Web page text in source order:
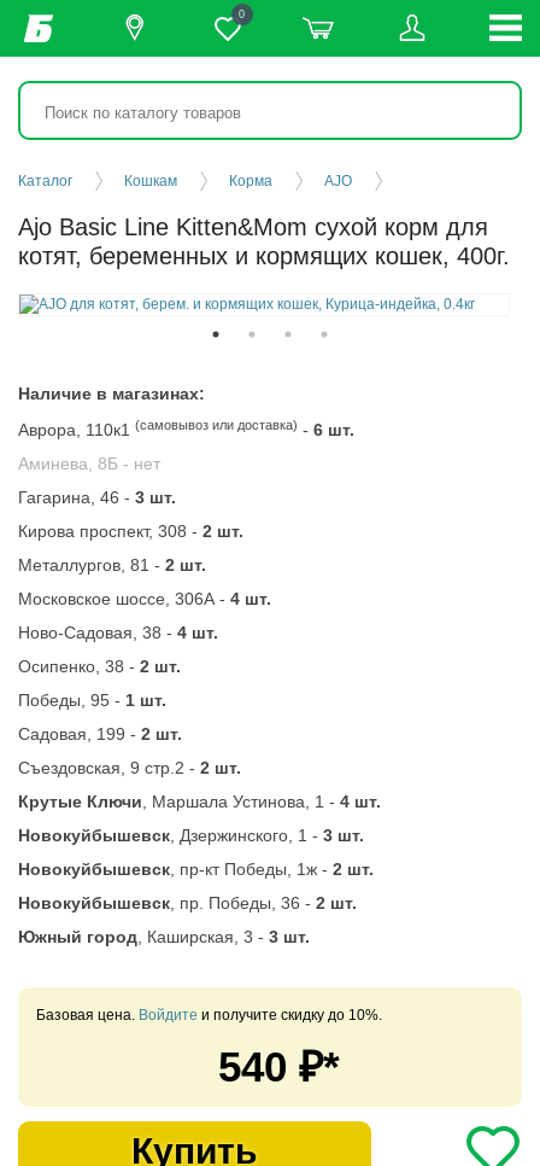
0
Каталог Кошкам Корма AJO
Ajo Basic Line Kitten&Mom сухой корм для
котят, беременных и кормящих кошек, 400г.
Наличие в магазинах:
Аврора, 110к1 (самовывоз или доставка) - 6 шт.
Аминева, 8Б - нет
Гагарина, 46 - 3 шт.
Кирова проспект, 308 - 2 шт.
Металлургов, 81 - 2 шт.
Московское шоссе, 306А - 4 шт.
Ново-Садовая, 38 - 4 шт.
Осипенко, 38 - 2 шт.
Победы, 95 - 1 шт.
Садовая, 199 - 2 шт.
Съездовская, 9 стр.2 - 2 шт.
Крутые Ключи , Маршала Устинова, 1 - 4 шт.
Новокуйбышевск , Дзержинского, 1 - 3 шт.
Новокуйбышевск , пр-кт Победы, 1ж - 2 шт.
Новокуйбышевск , пр. Победы, 36 - 2 шт.
Южный город , Каширская, 3 - 3 шт.
Базовая цена. Войдите и получите скидку до 10%.
540 ₽*
Купить